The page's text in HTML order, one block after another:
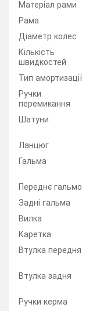
Матеріал рами
Рама
Діаметр колес
Кількість
швидкостей
Тип амортизації
Ручки
перемикання
Шатуни
Ланцюг
Гальма
Переднє гальмо
Задні гальма
Вилка
Каретка
Втулка передня
Втулка задня
Ручки керма